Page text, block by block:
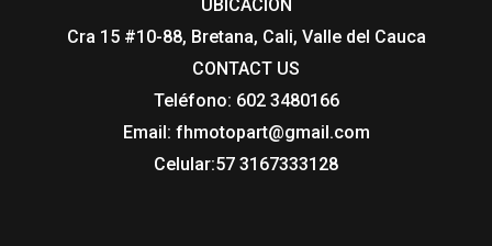
UBICACIÓN
Cra 15 #10-88, Bretana, Cali, Valle del Cauca
CONTACT US​
Teléfono: 602 3480166
Email: fhmotopart@gmail.com
Celular:57 3167333128